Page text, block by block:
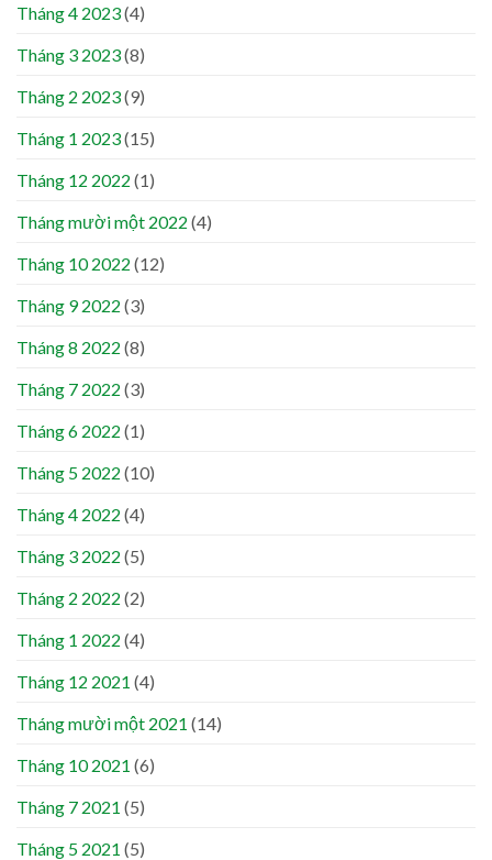
Tháng 4 2023(4)
Tháng 3 2023(8)
Tháng 2 2023(9)
Tháng 1 2023(15)
Tháng 12 2022 (1)
Tháng mười một 2022 (4)
Tháng 10 2022 (12)
Tháng 9 2022 (3)
Tháng 8 2022 (8)
Tháng 7 2022 (3)
Tháng 6 2022 (1)
Tháng 5 2022 (10)
Tháng 4 2022 (4)
Tháng 3 2022 (5)
Tháng 2 2022 (2)
Tháng 1 2022 (4)
Tháng 12 2021 (4)
Tháng mười một 2021 (14)
Tháng 10 2021 (6)
Tháng 7 2021 (5)
Tháng 5 2021 (5)